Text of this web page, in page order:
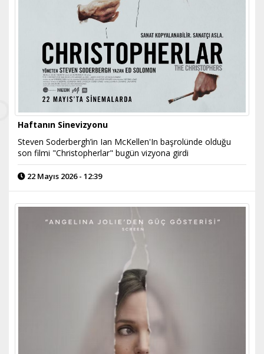
Haftanın Sinevizyonu
Steven Soderbergh’in Ian McKellen'In başrolünde olduğu
son filmi "Christopherlar" bugün vizyona girdi
22 Mayıs 2026 - 12:39